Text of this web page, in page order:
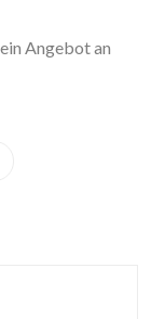
Angebot an